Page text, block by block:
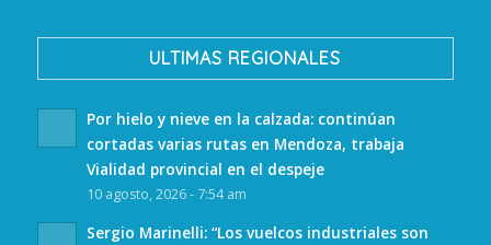
ULTIMAS REGIONALES
Por hielo y nieve en la calzada: continúan
cortadas varias rutas en Mendoza, trabaja
Vialidad provincial en el despeje
10 agosto, 2026 - 7:54 am
Sergio Marinelli: “Los vuelcos industriales son